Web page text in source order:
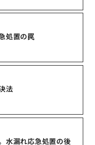
処置の罠
法
水漏れ応急処置の後